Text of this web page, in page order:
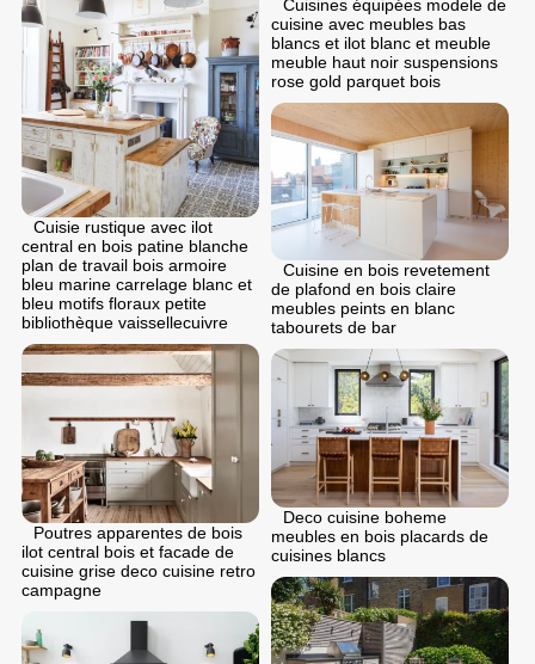
Cuisines équipées modele de
cuisine avec meubles bas
blancs et ilot blanc et meuble
meuble haut noir suspensions
rose gold parquet bois
Cuisie rustique avec ilot
central en bois patine blanche
plan de travail bois armoire
bleu marine carrelage blanc et
bleu motifs floraux petite
bibliothèque vaissellecuivre
Cuisine en bois revetement
de plafond en bois claire
meubles peints en blanc
tabourets de bar
Poutres apparentes de bois
ilot central bois et facade de
cuisine grise deco cuisine retro
campagne
Deco cuisine boheme
meubles en bois placards de
cuisines blancs